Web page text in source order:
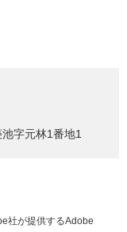
字元林1番地1
社が提供するAdobe